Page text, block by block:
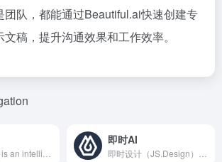
团队，都能通过Beautiful.ai快速创建专
稿，提升沟通效果和工作效率。
即时AI